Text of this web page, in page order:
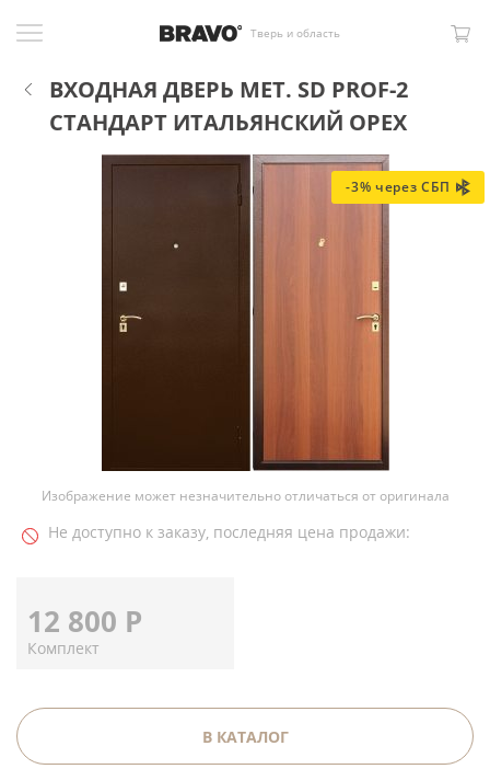
Тверь и область
ВХОДНАЯ ДВЕРЬ МЕТ. SD PROF-2
СТАНДАРТ ИТАЛЬЯНСКИЙ ОРЕХ
-3% через СБП
Изображение может незначительно отличаться от оригинала
Не доступно к заказу, последняя цена продажи:
12 800 Р
Комплект
В КАТАЛОГ